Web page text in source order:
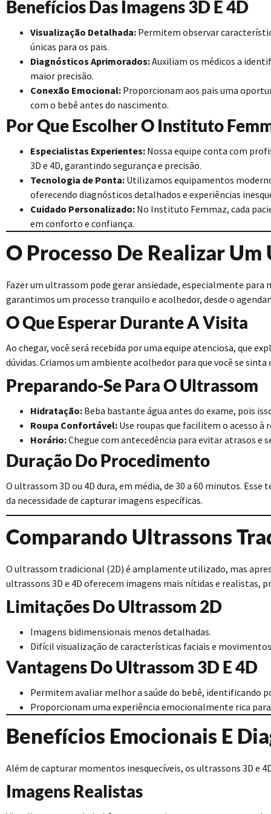
Benefícios Das Imagens 3D E 4D
Visualização Detalhada: Permitem observar
únicas para os pais.
Diagnósticos Aprimorados:Auxiliam os médicos a
maior precisão.
Conexão Emocional: Proporcionam aos pais uma
com o bebê antes do nascimento.
Por Que Escolher O Instituto
Especialistas Experientes: Nossa equipe conta com
3D e 4D, garantindo segurança e precisão.
Tecnologia de Ponta: Utilizamos equipamentos
oferecendo diagnósticos detalhados e experiências
Cuidado Personalizado: No Instituto Femmaz, cada
em conforto e confiança.
O Processo De Realizar
Fazer um ultrassom pode gerar ansiedade, especialmente
garantimos um processo tranquilo e acolhedor, desde o
O Que Esperar Durante A Visita
Ao chegar, você será recebida por uma equipe atenciosa, que
dúvidas. Criamos um ambiente acolhedor para que você se
Preparando-Se Para O Ultrassom
Hidratação: Beba bastante água antes do exame, pois
Roupa Confortável: Use roupas que facilitem o acesso à
Horário:Chegue com antecedência para evitar atrasos e
Duração Do Procedimento
O ultrassom 3D ou 4D dura, em média, de 30 a 60 minutos.
da necessidade de capturar imagens específicas.
Comparando Ultrassons
O ultrassom tradicional (2D) é amplamente utilizado, mas
ultrassons 3D e 4D oferecem imagens mais nítidas e realistas,
Limitações Do Ultrassom 2D
Imagens bidimensionais menos detalhadas.
Difícil visualização de características faciais e
Vantagens Do Ultrassom 3D E 4D
Permitem avaliar melhor a saúde do bebê, identificando
Proporcionam uma experiência emocionalmente rica
Benefícios Emocionais E
Além de capturar momentos inesquecíveis, os ultrassons 3D e
Imagens Realistas